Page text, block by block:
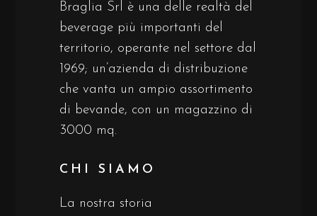
Braglia Srl è una delle realtà del
beverage più importanti del
territorio, operante nel settore dal
1969; un’azienda di distribuzione
che vanta un ampio assortimento
di bevande, con un magazzino di
3000 mq.
CHI SIAMO
La nostra storia